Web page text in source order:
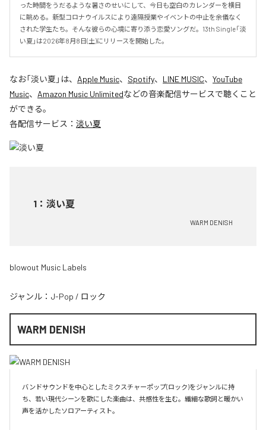
った時間をうだるような暑さのせいにして、今日も空白のカレンダーを横目
に眺める。新型コロナウイルスにより遠隔授業やイベントの中止を余儀なく
された学生たち。そんな彼らの心境に寄り添う恋愛ソングだ。13th Single「淡
い夏」は2026年8月8日(土)にリリースを開始した。
なお「淡い夏 」は、 Apple Music、 Spotify、 LINE MUSIC、 YouTube
Music、 Amazon Music Unlimitedなどの音楽配信サービスで聴くこと
ができる。
各配信サービス： 淡い夏
1 ： 淡い夏
WARM DENISH
blowout Music Labels
ジャンル： J-Pop / ロック
WARM DENISH
バンドサウンドを中心としたミクスチャーポップ(ロック)をジャンルに持
ち、若い現代シーンを歌にした楽曲は、共感性を生む。繊細な歌詞と暖かい
声を活かしたソロアーティスト。